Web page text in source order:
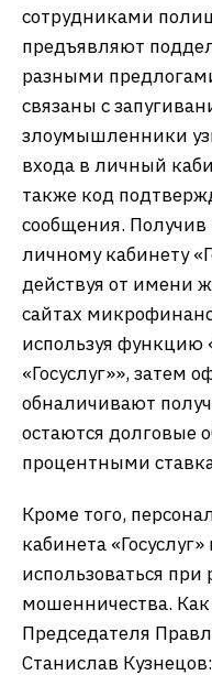
сотрудниками
предъявляют
разными
связаны с
злоумышленники
входа в личный
также код
сообщения. Получив
личному кабинету
действуя от имени
сайтах
используя
«Госуслуг»», затем
обналичивают
остаются долговые
процентными
Кроме того,
кабинета
использоваться
мошенничества. Как
Председателя
Станислав